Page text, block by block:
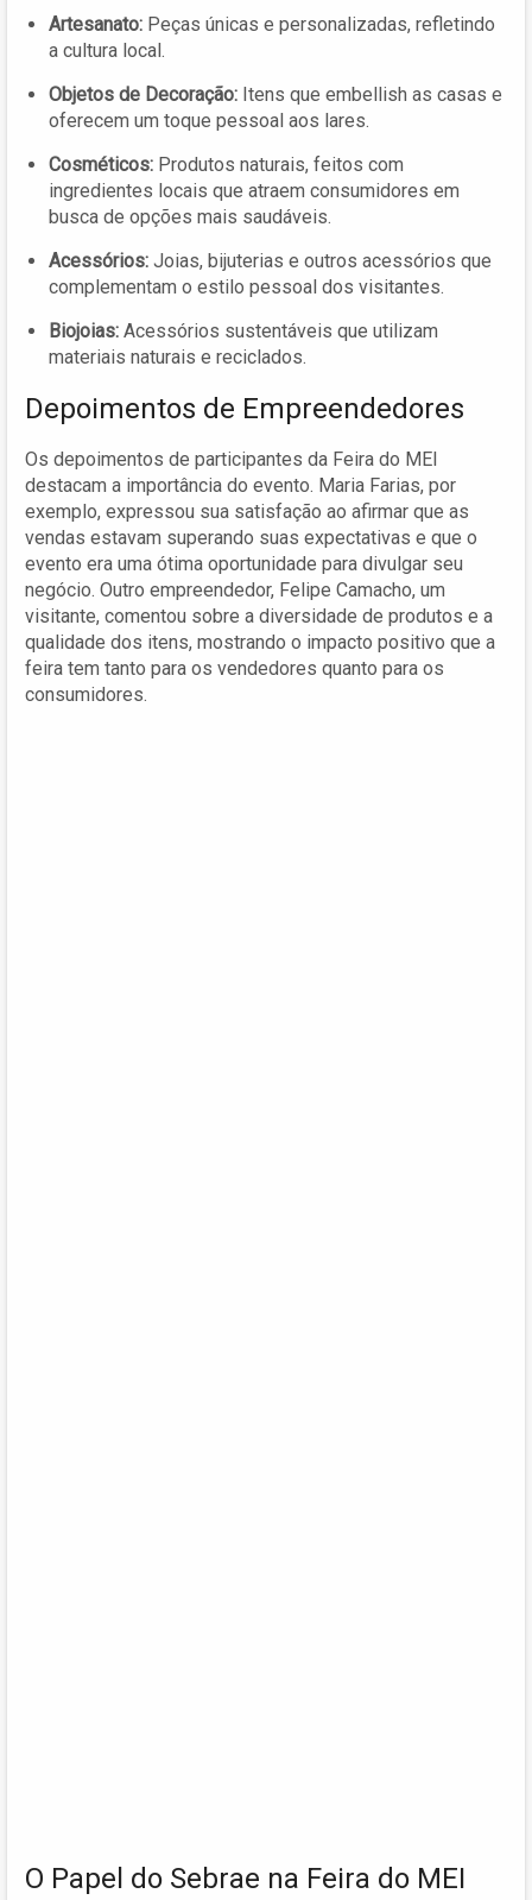
Artesanato: Peças únicas e personalizadas, refletindo
a cultura local.
Objetos de Decoração: Itens que embellish as casas e
oferecem um toque pessoal aos lares.
Cosméticos: Produtos naturais, feitos com
ingredientes locais que atraem consumidores em
busca de opções mais saudáveis.
Acessórios: Joias, bijuterias e outros acessórios que
complementam o estilo pessoal dos visitantes.
Biojoias: Acessórios sustentáveis que utilizam
materiais naturais e reciclados.
Depoimentos de Empreendedores
Os depoimentos de participantes da Feira do MEI
destacam a importância do evento. Maria Farias, por
exemplo, expressou sua satisfação ao afirmar que as
vendas estavam superando suas expectativas e que o
evento era uma ótima oportunidade para divulgar seu
negócio. Outro empreendedor, Felipe Camacho, um
visitante, comentou sobre a diversidade de produtos e a
qualidade dos itens, mostrando o impacto positivo que a
feira tem tanto para os vendedores quanto para os
consumidores.
O Papel do Sebrae na Feira do MEI